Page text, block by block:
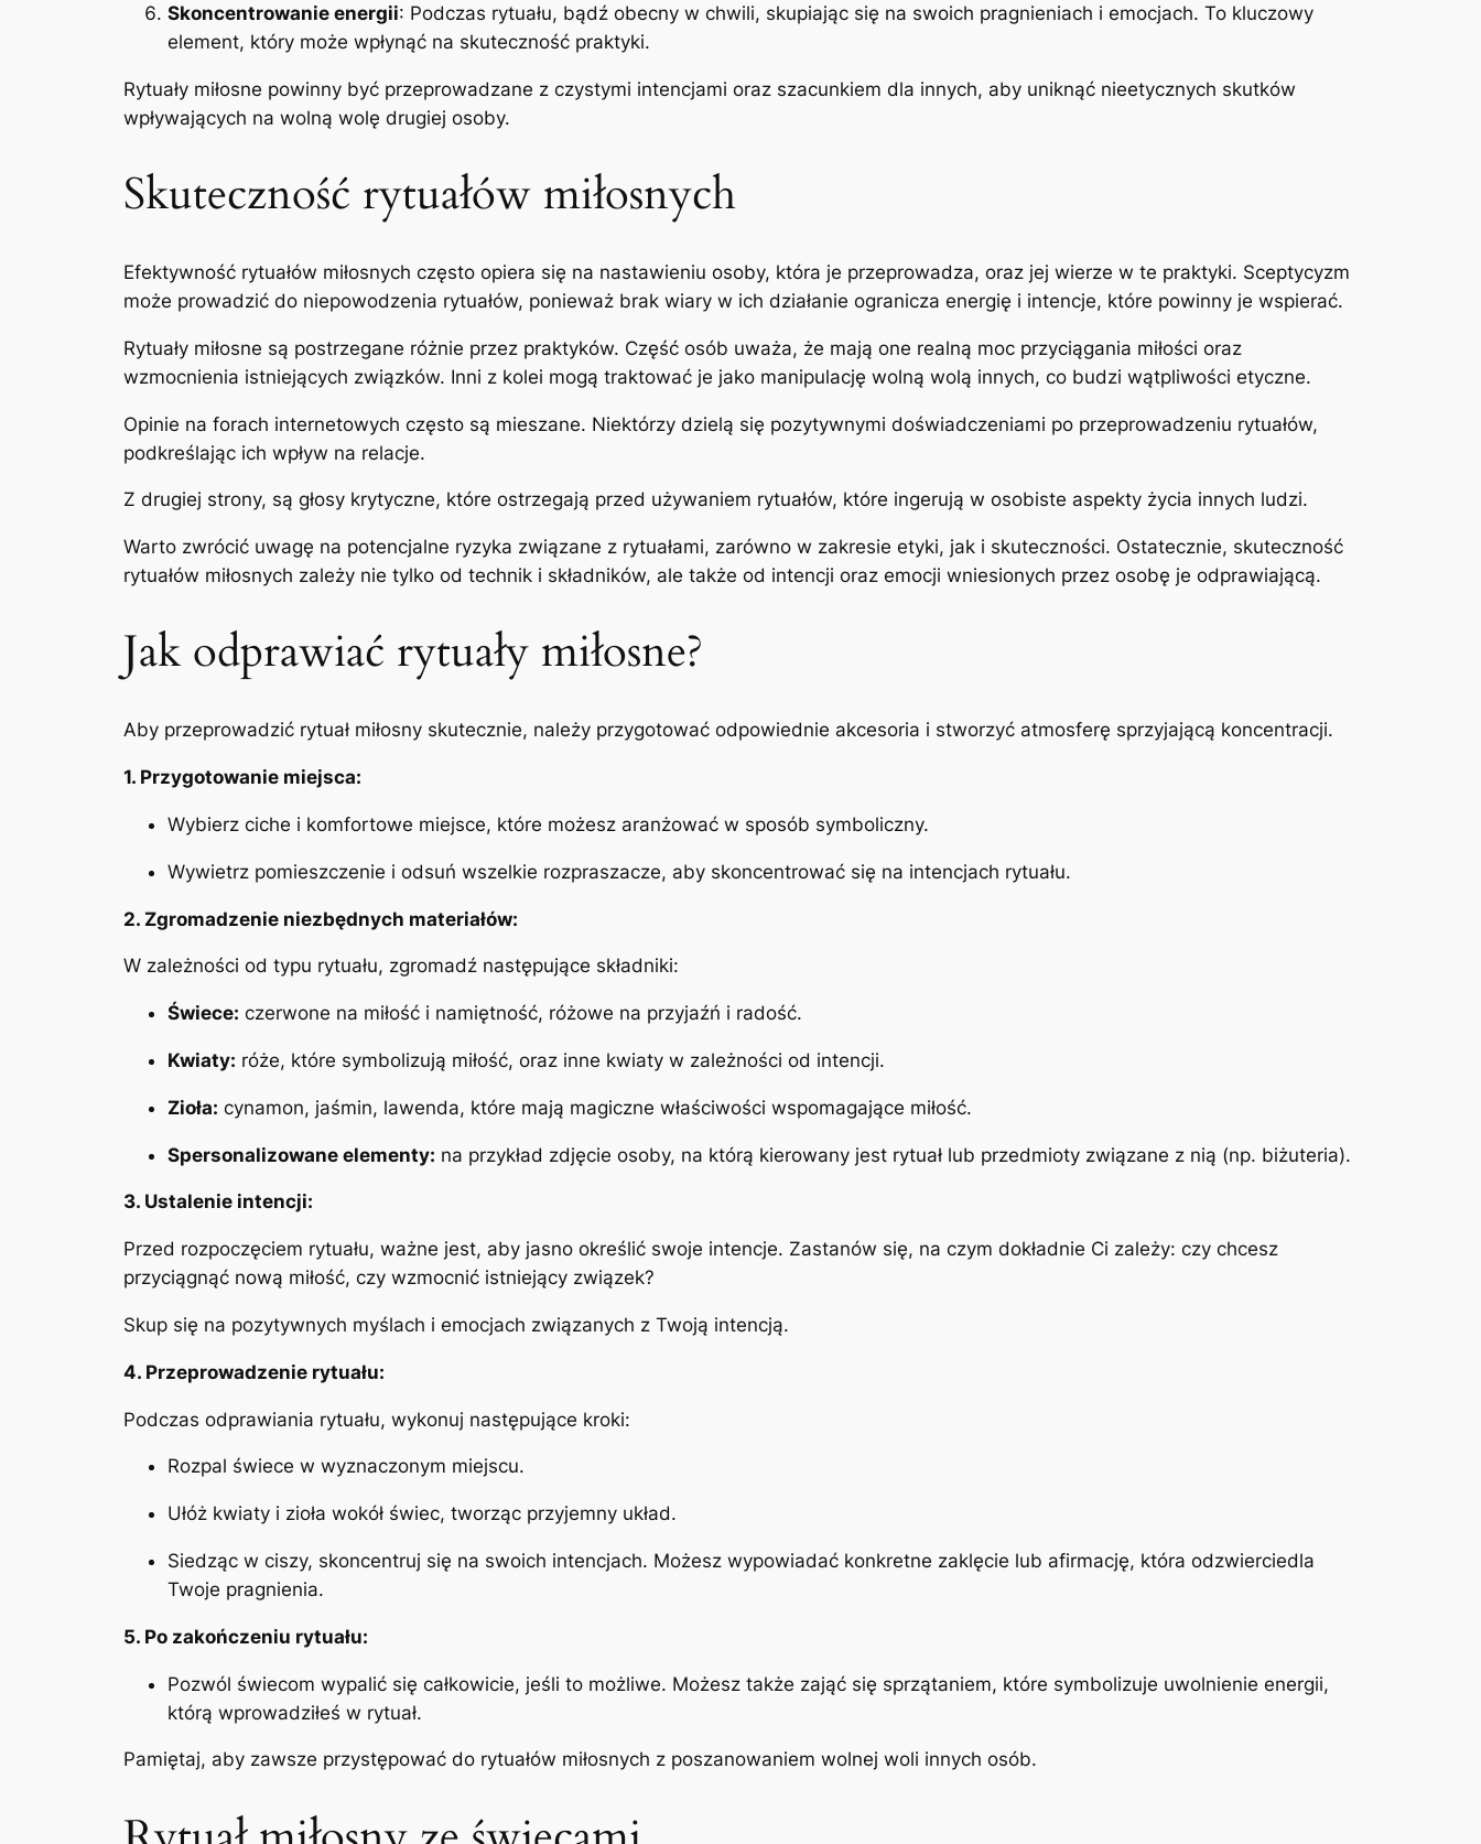
Skoncentrowanie energii: Podczas rytuału, bądź obecny w chwili, skupiając się na swoich pragnieniach i emocjach. To kluczowy
element, który może wpłynąć na skuteczność praktyki.
Rytuały miłosne powinny być przeprowadzane z czystymi intencjami oraz szacunkiem dla innych, aby uniknąć nieetycznych skutków
wpływających na wolną wolę drugiej osoby.
Skuteczność rytuałów miłosnych
Efektywność rytuałów miłosnych często opiera się na nastawieniu osoby, która je przeprowadza, oraz jej wierze w te praktyki. Sceptycyzm
może prowadzić do niepowodzenia rytuałów, ponieważ brak wiary w ich działanie ogranicza energię i intencje, które powinny je wspierać.
Rytuały miłosne są postrzegane różnie przez praktyków. Część osób uważa, że mają one realną moc przyciągania miłości oraz
wzmocnienia istniejących związków. Inni z kolei mogą traktować je jako manipulację wolną wolą innych, co budzi wątpliwości etyczne.
Opinie na forach internetowych często są mieszane. Niektórzy dzielą się pozytywnymi doświadczeniami po przeprowadzeniu rytuałów,
podkreślając ich wpływ na relacje.
Z drugiej strony, są głosy krytyczne, które ostrzegają przed używaniem rytuałów, które ingerują w osobiste aspekty życia innych ludzi.
Warto zwrócić uwagę na potencjalne ryzyka związane z rytuałami, zarówno w zakresie etyki, jak i skuteczności. Ostatecznie, skuteczność
rytuałów miłosnych zależy nie tylko od technik i składników, ale także od intencji oraz emocji wniesionych przez osobę je odprawiającą.
Jak odprawiać rytuały miłosne?
Aby przeprowadzić rytuał miłosny skutecznie, należy przygotować odpowiednie akcesoria i stworzyć atmosferę sprzyjającą koncentracji.
1. Przygotowanie miejsca:
Wybierz ciche i komfortowe miejsce, które możesz aranżować w sposób symboliczny.
Wywietrz pomieszczenie i odsuń wszelkie rozpraszacze, aby skoncentrować się na intencjach rytuału.
2. Zgromadzenie niezbędnych materiałów:
W zależności od typu rytuału, zgromadź następujące składniki:
Świece: czerwone na miłość i namiętność, różowe na przyjaźń i radość.
Kwiaty: róże, które symbolizują miłość, oraz inne kwiaty w zależności od intencji.
Zioła: cynamon, jaśmin, lawenda, które mają magiczne właściwości wspomagające miłość.
Spersonalizowane elementy: na przykład zdjęcie osoby, na którą kierowany jest rytuał lub przedmioty związane z nią (np. biżuteria).
3. Ustalenie intencji:
Przed rozpoczęciem rytuału, ważne jest, aby jasno określić swoje intencje. Zastanów się, na czym dokładnie Ci zależy: czy chcesz
przyciągnąć nową miłość, czy wzmocnić istniejący związek?
Skup się na pozytywnych myślach i emocjach związanych z Twoją intencją.
4. Przeprowadzenie rytuału:
Podczas odprawiania rytuału, wykonuj następujące kroki:
Rozpal świece w wyznaczonym miejscu.
Ułóż kwiaty i zioła wokół świec, tworząc przyjemny układ.
Siedząc w ciszy, skoncentruj się na swoich intencjach. Możesz wypowiadać konkretne zaklęcie lub afirmację, która odzwierciedla
Twoje pragnienia.
5. Po zakończeniu rytuału:
Pozwól świecom wypalić się całkowicie, jeśli to możliwe. Możesz także zająć się sprzątaniem, które symbolizuje uwolnienie energii,
którą wprowadziłeś w rytuał.
Pamiętaj, aby zawsze przystępować do rytuałów miłosnych z poszanowaniem wolnej woli innych osób.